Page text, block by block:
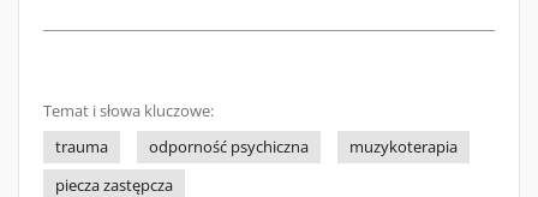
Temat i słowa kluczowe:
trauma
odporność psychiczna
muzykoterapia
piecza zastępcza